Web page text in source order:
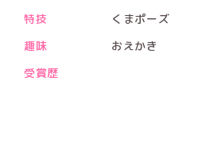
特技
くまポーズ
趣味
おえかき
受賞歴